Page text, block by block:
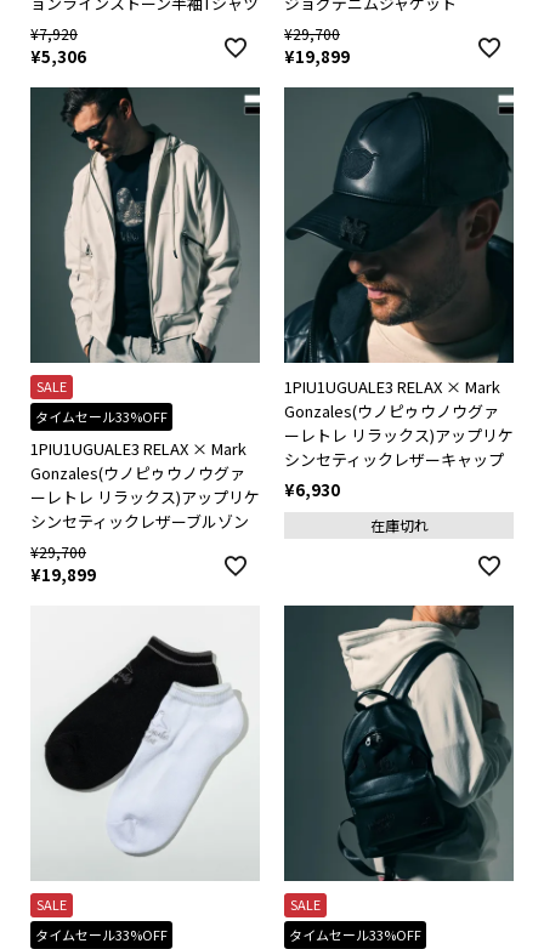
¥7,920
¥5,306
¥29,700
¥19,899
SALE
タイムセール33%OFF
1PIU1UGUALE3 RELAX × Mark
Gonzales(ウノピゥウノウグァ
ーレトレ リラックス)アップリケ
シンセティックレザーブルゾン
¥29,700
¥19,899
1PIU1UGUALE3 RELAX × Mark
Gonzales(ウノピゥウノウグァ
ーレトレ リラックス)アップリケ
シンセティックレザーキャップ
¥6,930
在庫切れ
SALE
タイムセール33%OFF
SALE
タイムセール33%OFF